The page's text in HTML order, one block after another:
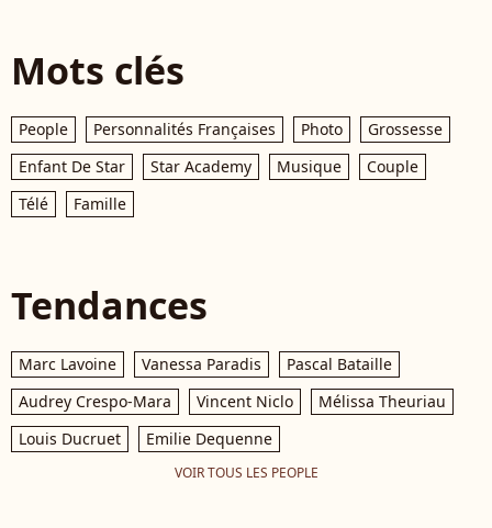
Mots clés
People Personnalités Françaises Photo
Grossesse
Enfant De Star
Star Academy Musique
Couple
Télé
Famille
Tendances
Marc Lavoine Vanessa Paradis
Pascal Bataille
Audrey Crespo-Mara
Vincent Niclo
Mélissa Theuriau
Louis Ducruet
Emilie Dequenne
VOIR TOUS LES PEOPLE